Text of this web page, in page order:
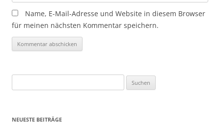
Name, E-Mail-Adresse und Website in diesem Browser
für meinen nächsten Kommentar speichern.
nach:
NEUESTE BEITRÄGE